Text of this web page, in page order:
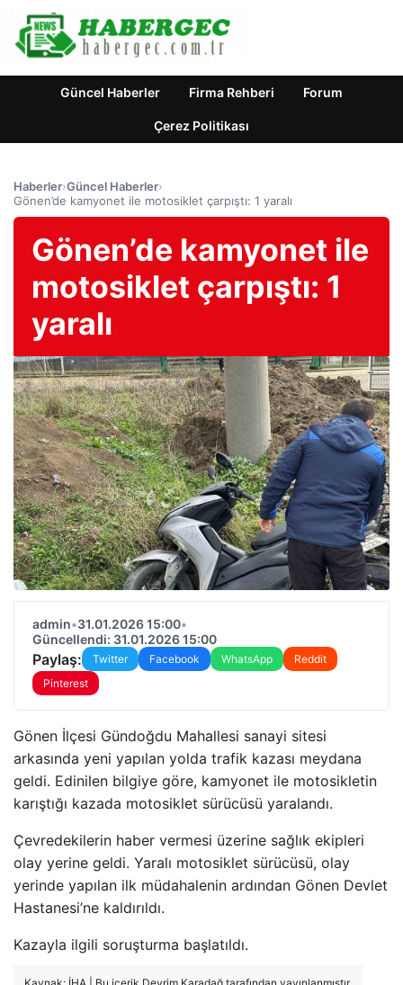
Güncel Haberler Firma Rehberi Forum
Çerez Politikası
Haberler›Güncel Haberler›
Gönen’de kamyonet ile motosiklet çarpıştı: 1 yaralı
Gönen’de kamyonet ile
motosiklet çarpıştı: 1
yaralı
admin•31.01.2026 15:00•
Güncellendi: 31.01.2026 15:00
Paylaş: Twitter Facebook WhatsApp
Reddit
Pinterest
Gönen İlçesi Gündoğdu Mahallesi sanayi sitesi
arkasında yeni yapılan yolda trafik kazası meydana
geldi. Edinilen bilgiye göre, kamyonet ile motosikletin
karıştığı kazada motosiklet sürücüsü yaralandı.
Çevredekilerin haber vermesi üzerine sağlık ekipleri
olay yerine geldi. Yaralı motosiklet sürücüsü, olay
yerinde yapılan ilk müdahalenin ardından Gönen Devlet
Hastanesi’ne kaldırıldı.
Kazayla ilgili soruşturma başlatıldı.